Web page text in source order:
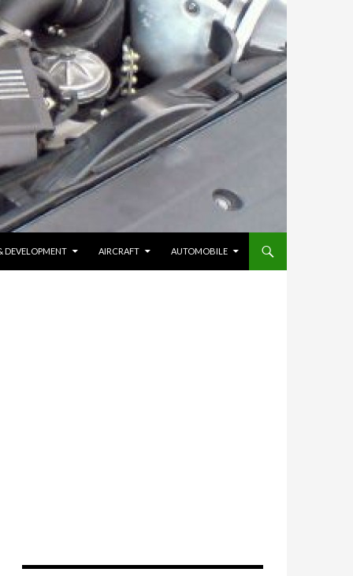
DEVELOPMENT AIRCRAFT AUTOMOBILE